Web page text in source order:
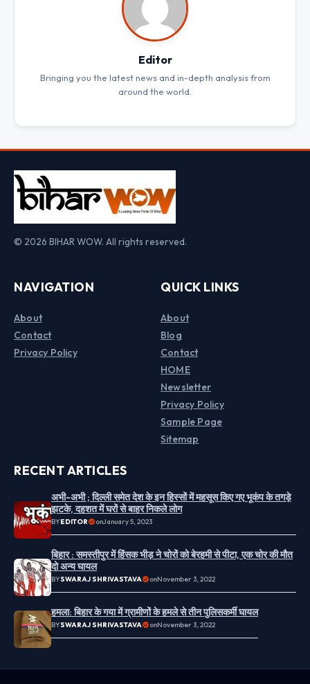
Editor
Bringing you the latest news and in-depth analysis from
around the world.
© 2026 BIHAR WOW. All rights reserved.
NAVIGATION
About
Contact
Privacy Policy
QUICK LINKS
About
Blog
Contact
HOME
Newsletter
Privacy Policy
Sample Page
Sitemap
RECENT ARTICLES
अभी-अभी ; दिल्ली समेत देश के इन हिस्सों में महसूस किए गए भूकंप के तगड़े
झटके, दहशत में घरों से बाहर निकले लोग
BYEDITOR onJanuary 5, 2023
बिहार : समस्तीपुर में हिंसक भीड़ ने चोरों को बेरहमी से पीटा, एक चोर की मौत
दो अन्य घायल
BYSWARAJ SHRIVASTAVA onNovember 3, 2022
हमला: बिहार के गया में ग्रामीणों के हमले से तीन पुलिसकर्मी घायल
BYSWARAJ SHRIVASTAVA onNovember 3, 2022